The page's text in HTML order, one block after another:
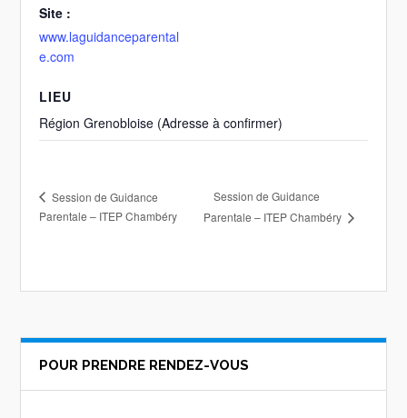
Site :
www.laguidanceparental
e.com
LIEU
Région Grenobloise (Adresse à confirmer)
Session de Guidance
Parentale – ITEP Chambéry
Session de Guidance
Parentale – ITEP Chambéry
POUR PRENDRE RENDEZ-VOUS